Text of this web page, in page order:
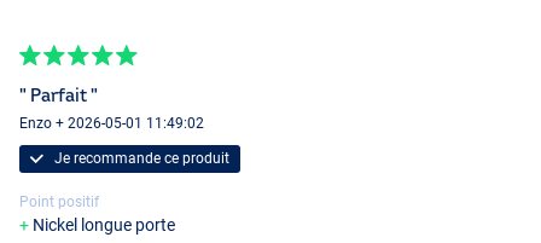
" Parfait "
Enzo + 2026-05-01 11:49:02
Je recommande ce produit
Point positif
Nickel longue porte